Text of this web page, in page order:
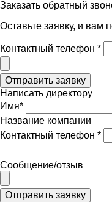
Заказать обратный
Оставьте заявку, и вам
Контактный телефон *
Написать директору
Имя*
Название компании
Контактный телефон *
Сообщение/отзыв